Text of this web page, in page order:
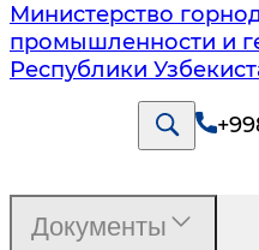
Министерство
промышленности и
Республики
Документы